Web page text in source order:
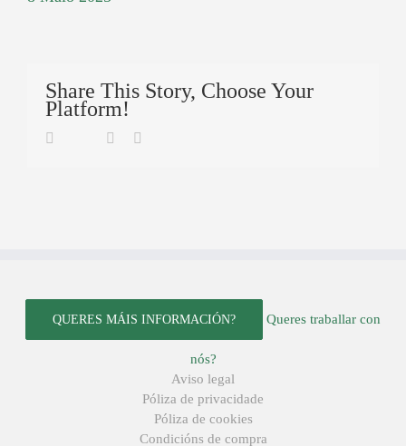
Share This Story, Choose Your
Platform!
Facebook
TwitterLinkedin
QUERES MÁIS INFORMACIÓN? Queres traballar con
nós?
Aviso legal
Póliza de privacidade
Póliza de cookies
Condicións de compra